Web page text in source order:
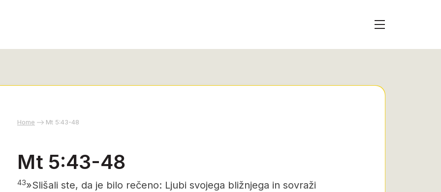
Home Mt 5:43-48
Mt 5:43-48
43»Slišali ste, da je bilo rečeno: Ljubi svojega bližnjega in sovraži